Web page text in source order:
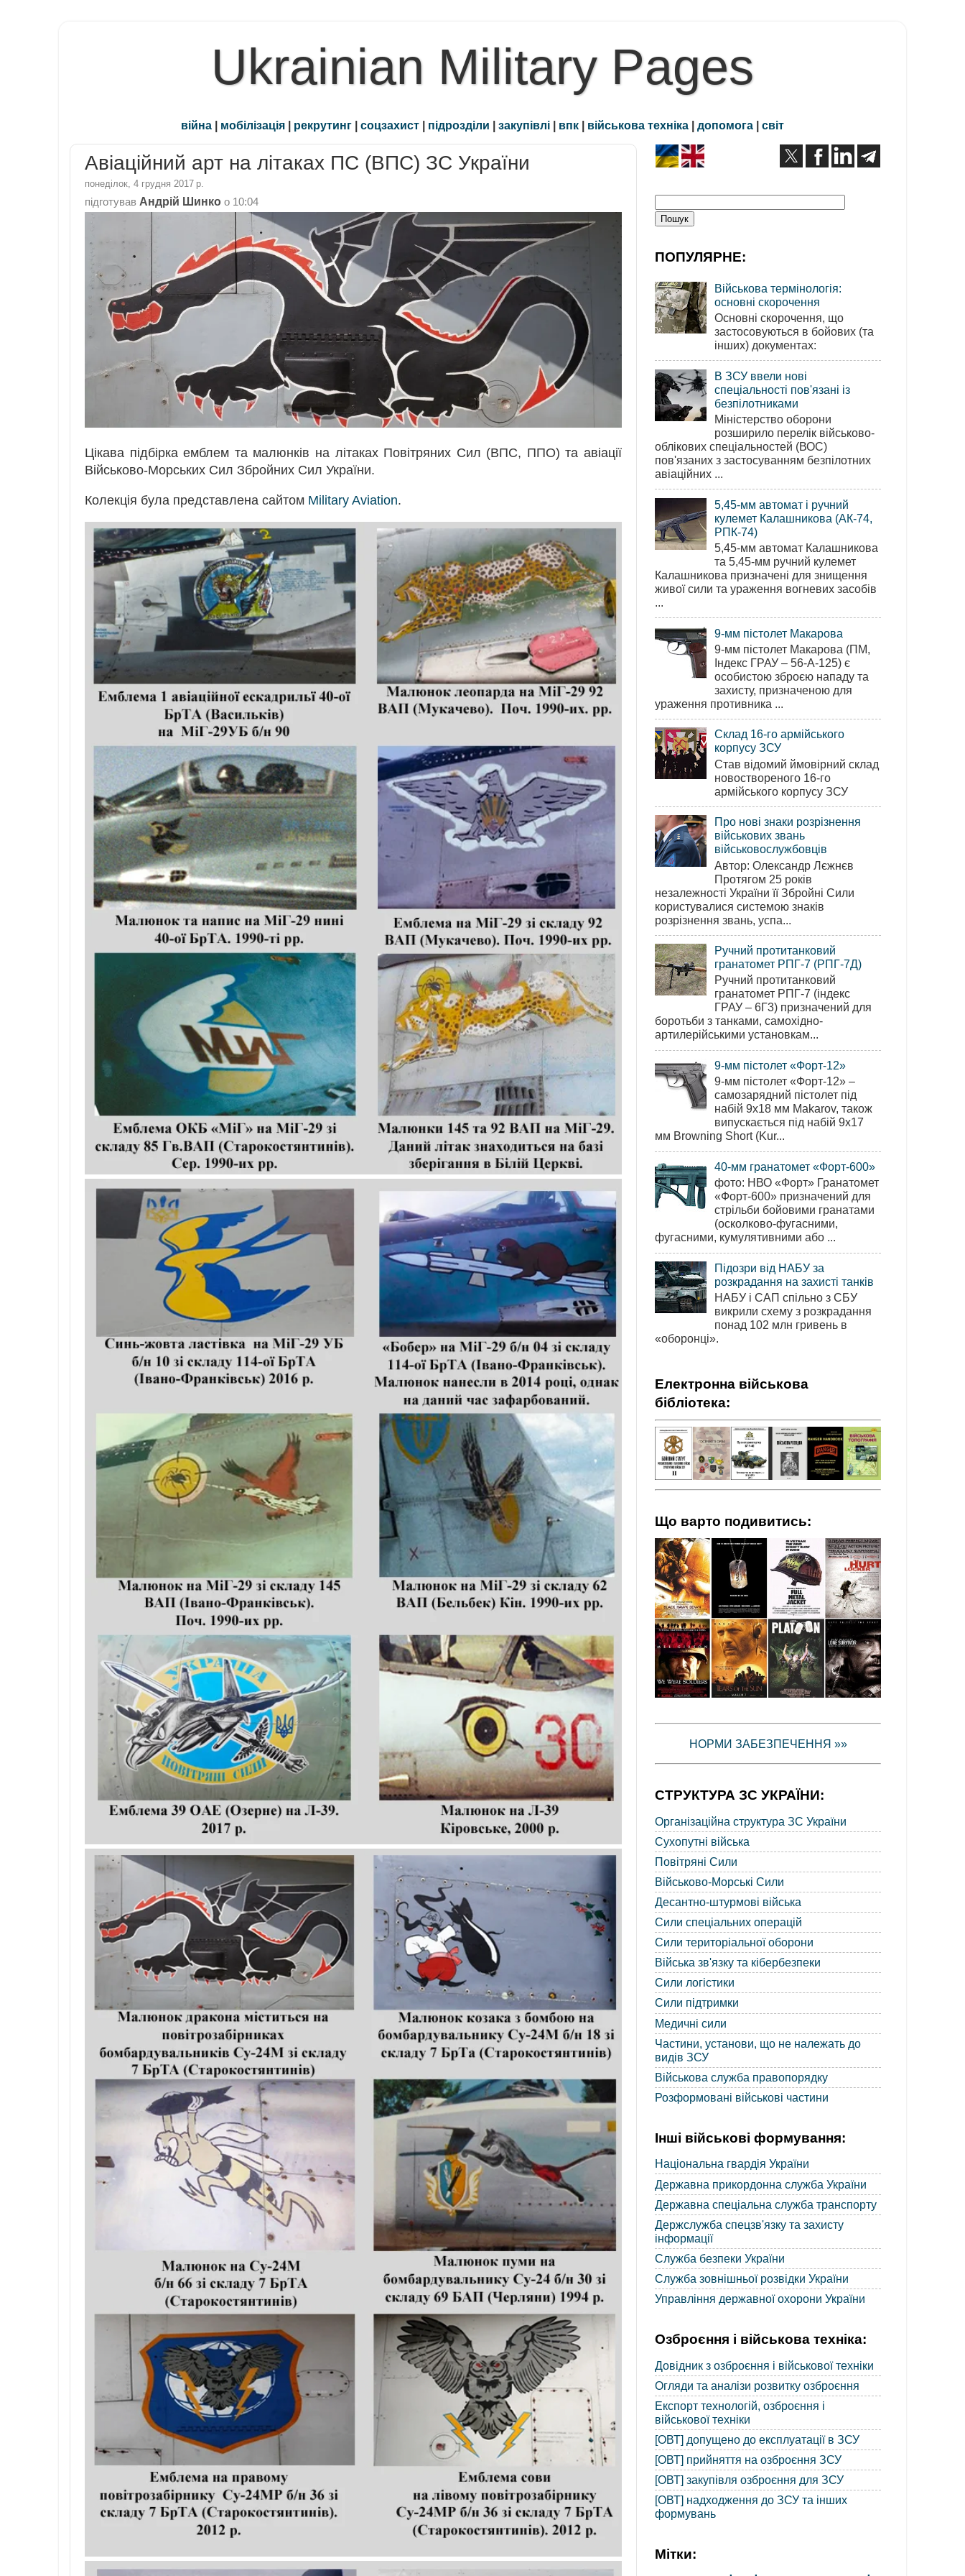
Ukrainian Military Pages
війна | мобілізація | рекрутинг | соцзахист | підрозділи | закупівлі | впк | військова техніка | допомога | світ
Авіаційний арт на літаках ПС (ВПС) ЗС України
понеділок, 4 грудня 2017 р.
підготував Андрій Шинко о 10:04
Цікава підбірка емблем та малюнків на літаках Повітряних Сил (ВПС, ППО) та авіації
Військово-Морських Сил Збройних Сил України.
Колекція була представлена сайтом Military Aviation.
ПОПУЛЯРНЕ:
Військова термінологія:
основні скорочення
Основні скорочення, що
застосовуються в бойових (та
інших) документах:
В ЗСУ ввели нові
спеціальності пов'язані із
безпілотниками
Міністерство оборони
розширило перелік військово-
облікових спеціальностей (ВОС)
пов'язаних з застосуванням безпілотних
авіаційних ...
5,45-мм автомат і ручний
кулемет Калашникова (АК-74,
РПК-74)
5,45-мм автомат Калашникова
та 5,45-мм ручний кулемет
Калашникова призначені для знищення
живої сили та ураження вогневих засобів
...
9-мм пістолет Макарова
9-мм пістолет Макарова (ПМ,
Індекс ГРАУ – 56-А-125) є
особистою зброєю нападу та
захисту, призначеною для
ураження противника ...
Склад 16-го армійського
корпусу ЗСУ
Став відомий ймовірний склад
новоствореного 16-го
армійського корпусу ЗСУ
Про нові знаки розрізнення
військових звань
військовослужбовців
Автор: Олександр Лєжнєв
Протягом 25 років
незалежності України її Збройні Сили
користувалися системою знаків
розрізнення звань, успа...
Ручний протитанковий
гранатомет РПГ-7 (РПГ-7Д)
Ручний протитанковий
гранатомет РПГ-7 (індекс
ГРАУ – 6Г3) призначений для
боротьби з танками, самохідно-
артилерійськими установкам...
9-мм пістолет «Форт-12»
9-мм пістолет «Форт-12» –
самозарядний пістолет під
набій 9х18 мм Makarov, також
випускається під набій 9х17
мм Browning Short (Kur...
40-мм гранатомет «Форт-600»
фото: НВО «Форт» Гранатомет
«Форт-600» призначений для
стрільби бойовими гранатами
(осколково-фугасними,
фугасними, кумулятивними або ...
Підозри від НАБУ за
розкрадання на захисті танків
НАБУ і САП спільно з СБУ
викрили схему з розкрадання
понад 102 млн гривень в
«оборонці».
Електронна військова
бібліотека:
Що варто подивитись:
НОРМИ ЗАБЕЗПЕЧЕННЯ »»
СТРУКТУРА ЗС УКРАЇНИ:
Організаційна структура ЗС України
Сухопутні війська
Повітряні Сили
Військово-Морські Сили
Десантно-штурмові війська
Сили спеціальних операцій
Сили територіальної оборони
Війська зв'язку та кібербезпеки
Сили логістики
Сили підтримки
Медичні сили
Частини, установи, що не належать до
видів ЗСУ
Військова служба правопорядку
Розформовані військові частини
Інші військові формування:
Національна гвардія України
Державна прикордонна служба України
Державна спеціальна служба транспорту
Держслужба спецзв'язку та захисту
інформації
Служба безпеки України
Служба зовнішньої розвідки України
Управління державної охорони України
Озброєння і військова техніка:
Довідник з озброєння і військової техніки
Огляди та аналізи розвитку озброєння
Експорт технологій, озброєння і
військової техніки
[ОВТ] допущено до експлуатації в ЗСУ
[ОВТ] прийняття на озброєння ЗСУ
[ОВТ] закупівля озброєння для ЗСУ
[ОВТ] надходження до ЗСУ та інших
формувань
Мітки: